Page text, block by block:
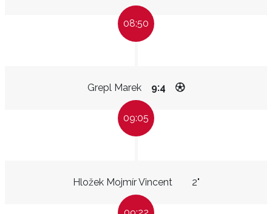
08:50
Grepl Marek 9:4
09:05
Hložek Mojmír Vincent 2"